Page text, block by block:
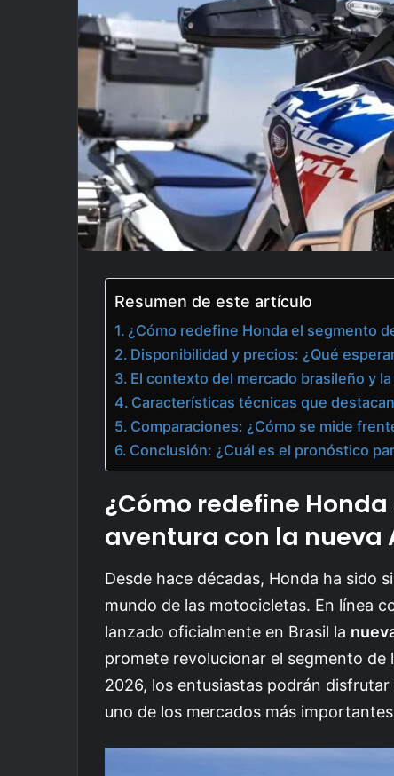
Resumen de este artículo
¿Cómo redefine Honda el segmento
Disponibilidad y precios: ¿Qué
El contexto del mercado brasileño y
Características técnicas que
Comparaciones: ¿Cómo se mide
Conclusión: ¿Cuál es el pronóstico
¿Cómo redefine
aventura con la nueva
Desde hace décadas, Honda ha sido
mundo de las motocicletas. En línea
lanzado oficialmente en Brasil la
promete revolucionar el segmento
2026, los entusiastas podrán
uno de los mercados más